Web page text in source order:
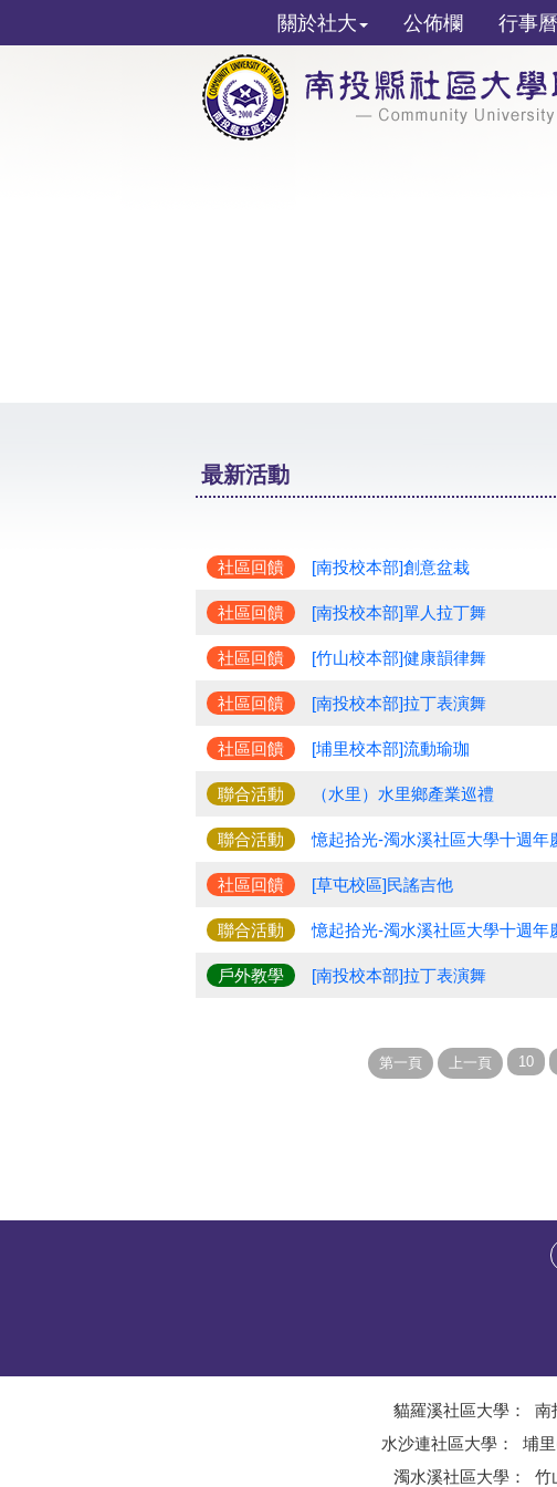
關於社大 公佈欄 行事曆
最新活動
社區回饋 [南投校本部]創意盆栽
社區回饋 [南投校本部]單人拉丁舞
社區回饋 [竹山校本部]健康韻律舞
社區回饋 [南投校本部]拉丁表演舞
社區回饋 [埔里校本部]流動瑜珈
聯合活動 （水里）水里鄉產業巡禮
聯合活動 憶起拾光-濁水溪社區大學十週年
社區回饋 [草屯校區]民謠吉他
聯合活動 憶起拾光-濁水溪社區大學十週年
戶外教學 [南投校本部]拉丁表演舞
貓羅溪社區大學： 南
水沙連社區大學： 埔
濁水溪社區大學： 竹